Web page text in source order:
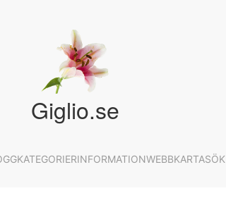
Giglio.se
KATEGORIERINFORMATIONWEBBKARTASÖK